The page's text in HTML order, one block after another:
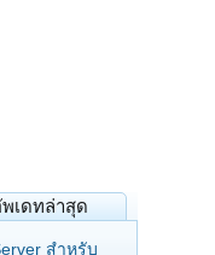
พเดทล่าสุด
สำหรับ